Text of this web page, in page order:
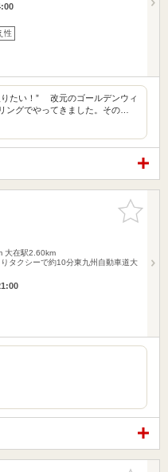
性
たい！” 改元のゴールデンウィ
ングでやってきました。その…
お気に入
りに追加
大在駅2.60km
タクシーで約10分東九州自動車道大